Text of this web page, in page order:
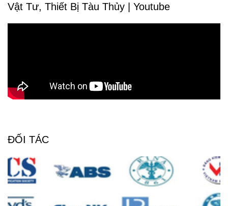
Vật Tư, Thiết Bị Tàu Thủy | Youtube
ĐỐI TÁC